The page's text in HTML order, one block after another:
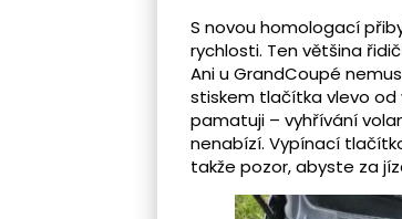
S novou homologací
rychlosti. Ten většina
Ani u GrandCoupé
stiskem tlačítka vlevo od
pamatuji – vyhřívání
nenabízí. Vypínací
takže pozor, abyste za